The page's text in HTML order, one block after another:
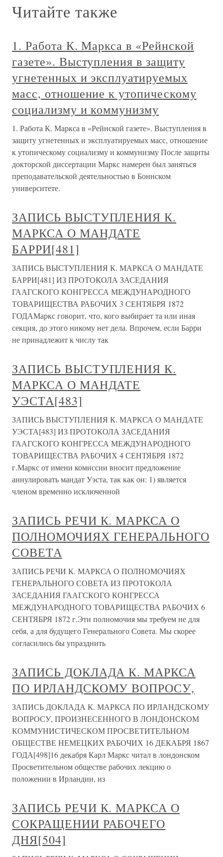
Читайте также
1. Работа К. Маркса в «Рейнской
газете». Выступления в защиту
угнетенных и эксплуатируемых
масс, отношение к утопическому
социализму и коммунизму
1. Работа К. Маркса в «Рейнской газете». Выступления в
защиту угнетенных и эксплуатируемых масс, отношение
к утопическому социализму и коммунизму После защиты
докторской диссертации Маркс намерен был заняться
преподавательской деятельностью в Боннском
университете.
ЗАПИСЬ ВЫСТУПЛЕНИЯ К.
МАРКСА О МАНДАТЕ
БАРРИ[481]
ЗАПИСЬ ВЫСТУПЛЕНИЯ К. МАРКСА О МАНДАТЕ
БАРРИ[481] ИЗ ПРОТОКОЛА ЗАСЕДАНИЯ
ГААГСКОГО КОНГРЕССА МЕЖДУНАРОДНОГО
ТОВАРИЩЕСТВА РАБОЧИХ 3 СЕНТЯБРЯ 1872
ГОДАМаркс говорит, что, кого выбирает та или иная
секция, до этого никому нет дела. Впрочем, если Барри
не принадлежит к числу так
ЗАПИСЬ ВЫСТУПЛЕНИЯ К.
МАРКСА О МАНДАТЕ
УЭСТА[483]
ЗАПИСЬ ВЫСТУПЛЕНИЯ К. МАРКСА О МАНДАТЕ
УЭСТА[483] ИЗ ПРОТОКОЛА ЗАСЕДАНИЯ
ГААГСКОГО КОНГРЕССА МЕЖДУНАРОДНОГО
ТОВАРИЩЕСТВА РАБОЧИХ 4 СЕНТЯБРЯ 1872
г.Маркс от имени комиссии вносит предложение
аннулировать мандат Уэста, так как он: 1) является
членом временно исключенной
ЗАПИСЬ РЕЧИ К. МАРКСА О
ПОЛНОМОЧИЯХ ГЕНЕРАЛЬНОГО
СОВЕТА
ЗАПИСЬ РЕЧИ К. МАРКСА О ПОЛНОМОЧИЯХ
ГЕНЕРАЛЬНОГО СОВЕТА ИЗ ПРОТОКОЛА
ЗАСЕДАНИЯ ГААГСКОГО КОНГРЕССА
МЕЖДУНАРОДНОГО ТОВАРИЩЕСТВА РАБОЧИХ 6
СЕНТЯБРЯ 1872 г.Эти полномочия мы требуем не для
себя, а для будущего Генерального Совета. Мы скорее
согласились бы упразднить
ЗАПИСЬ ДОКЛАДА К. МАРКСА
ПО ИРЛАНДСКОМУ ВОПРОСУ,
ЗАПИСЬ ДОКЛАДА К. МАРКСА ПО ИРЛАНДСКОМУ
ВОПРОСУ, ПРОИЗНЕСЕННОГО В ЛОНДОНСКОМ
КОММУНИСТИЧЕСКОМ ПРОСВЕТИТЕЛЬНОМ
ОБЩЕСТВЕ НЕМЕЦКИХ РАБОЧИХ 16 ДЕКАБРЯ 1867
ГОДА[498]16 декабря Карл Маркс читал в лондонском
Просветительном обществе рабочих лекцию о
положении в Ирландии, из
ЗАПИСЬ РЕЧИ К. МАРКСА О
СОКРАЩЕНИИ РАБОЧЕГО
ДНЯ[504]